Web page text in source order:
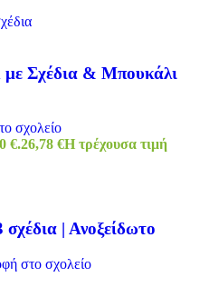
Σχέδια & Μπουκάλι
σχολείο
€.26,78 €Η τρέχουσα τιμή
| Ανοξείδωτο
στο σχολείο